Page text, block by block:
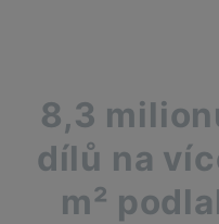
8,3
dílů na
m²